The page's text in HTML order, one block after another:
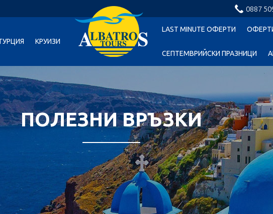
0887
КРУИЗИ
LAST MINUTE ОФЕРТИ
СЕПТЕМВРИЙСКИ ПРАЗНИЦИ
ПОЛЕЗНИ ВРЪЗКИ